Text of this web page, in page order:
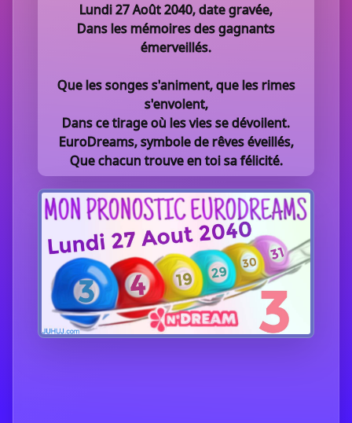
Lundi 27 Août 2040, date gravée,
Dans les mémoires des gagnants
émerveillés.
Que les songes s'animent, que les rimes
s'envolent,
Dans ce tirage où les vies se dévoilent.
EuroDreams, symbole de rêves éveillés,
Que chacun trouve en toi sa félicité.